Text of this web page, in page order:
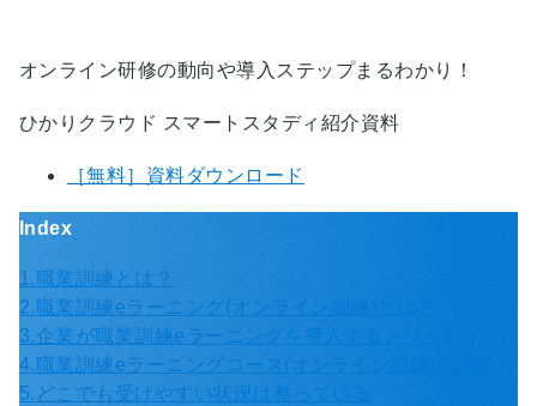
オンライン研修の動向や導入ステップまるわかり！
ひかりクラウド スマートスタディ紹介資料
［無料］資料ダウンロード
Index
1.職業訓練とは？
2.職業訓練eラーニング(オンライン訓練)とは？
3.企業が職業訓練eラーニングを導入するメリット
4.職業訓練eラーニングコース(オンライン訓練)の倍率
5.どこでも受けやすい状況は整っている